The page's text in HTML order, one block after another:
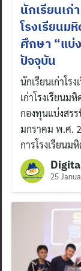
Search
for:
นักเรียนเก่
โรงเรียนม
ศึกษา “แบ่
ปัจจุบัน
นักเรียนเก่าโ
เก่าโรงเรียน
กองทุนแบ่งสร
มกราคม พ.ศ.
การโรงเรียน
25